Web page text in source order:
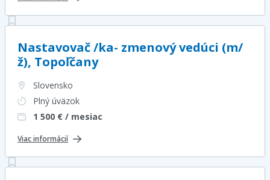
Nastavovač /ka- zmenový vedúci (m/
ž), Topoľčany
Slovensko
Plný úväzok
1 500 € / mesiac
Viac informácií